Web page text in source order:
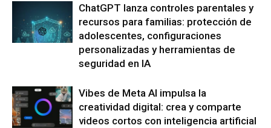
ChatGPT lanza controles parentales y
recursos para familias: protección de
adolescentes, configuraciones
personalizadas y herramientas de
seguridad en IA
Vibes de Meta AI impulsa la
creatividad digital: crea y comparte
videos cortos con inteligencia artificial